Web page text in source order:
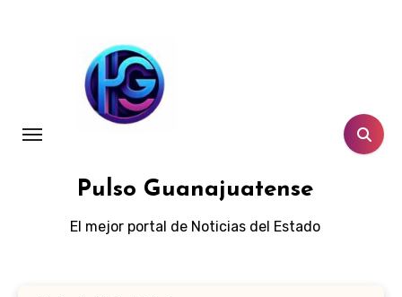
Pulso Guanajuatense
El mejor portal de Noticias del Estado